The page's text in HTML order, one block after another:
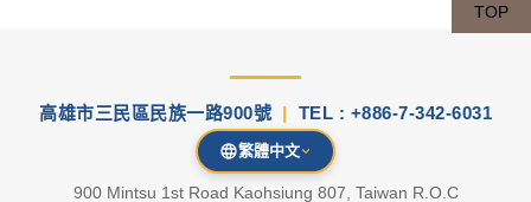
高雄市三民區民族一路900號 | TEL : +886-7-342-6031
繁體中文
900 Mintsu 1st Road Kaohsiung 807, Taiwan R.O.C
TOP